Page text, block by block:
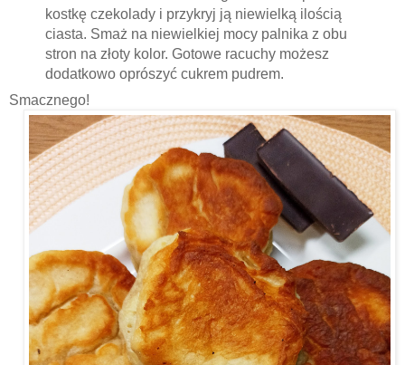
kostkę czekolady i przykryj ją niewielką ilością
ciasta. Smaż na niewielkiej mocy palnika z obu
stron na złoty kolor. Gotowe racuchy możesz
dodatkowo oprószyć cukrem pudrem.
Smacznego!